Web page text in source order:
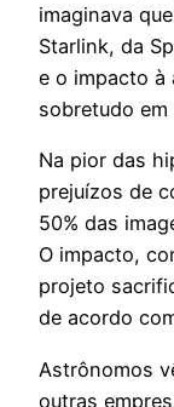
imaginava
Starlink, da
e o impacto à
sobretudo
Na pior das
prejuízos de
50% das
O impacto,
projeto
de acordo
Astrônomos
outras